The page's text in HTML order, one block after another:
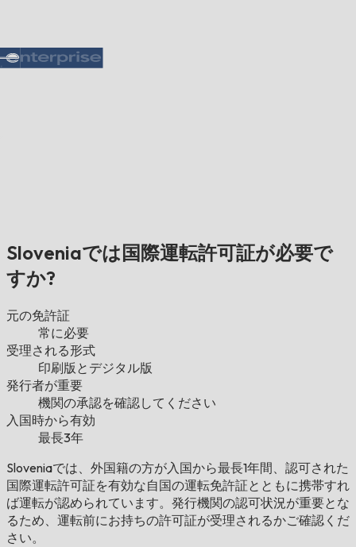
Sloveniaでは国際運転許可証が必要で
すか?
元の免許証
常に必要
受理される形式
印刷版とデジタル版
発行者が重要
機関の承認を確認してください
入国時から有効
最長3年
Sloveniaでは、外国籍の方が入国から最長1年間、認可された
国際運転許可証を有効な自国の運転免許証とともに携帯すれ
ば運転が認められています。発行機関の認可状況が重要とな
るため、運転前にお持ちの許可証が受理されるかご確認くだ
さい。